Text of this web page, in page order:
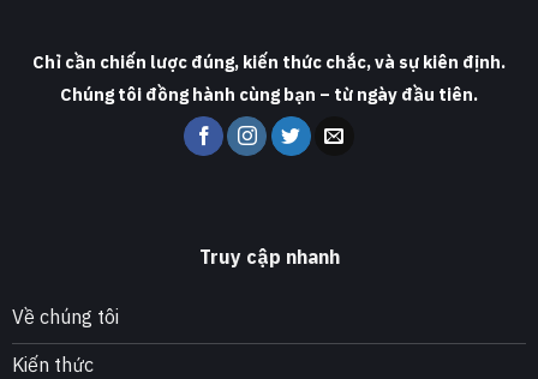
Chỉ cần chiến lược đúng, kiến thức chắc, và sự kiên định.
Chúng tôi đồng hành cùng bạn – từ ngày đầu tiên.
Truy cập nhanh
Về chúng tôi
Kiến thức